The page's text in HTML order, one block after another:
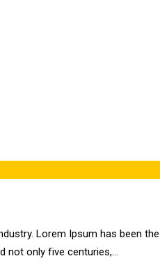
Lorem Ipsum has been
not only five centuries,…